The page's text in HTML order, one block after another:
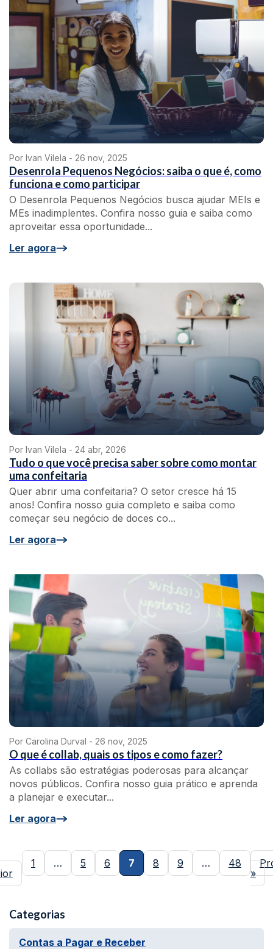
Por Ivan Vilela - 26 nov, 2025
Desenrola Pequenos Negócios: saiba o que é, como
funciona e como participar
O Desenrola Pequenos Negócios busca ajudar MEIs e
MEs inadimplentes. Confira nosso guia e saiba como
aproveitar essa oportunidade...
Ler agora
Por Ivan Vilela - 24 abr, 2026
Tudo o que você precisa saber sobre como montar
uma confeitaria
Quer abrir uma confeitaria? O setor cresce há 15
anos! Confira nosso guia completo e saiba como
começar seu negócio de doces co...
Ler agora
Por Carolina Durval - 26 nov, 2025
O que é collab, quais os tipos e como fazer?
As collabs são estratégias poderosas para alcançar
novos públicos. Confira nosso guia prático e aprenda
a planejar e executar...
Ler agora
1 … 5 6 7 8 9 … 48
»
Categorias
Contas a Pagar e Receber